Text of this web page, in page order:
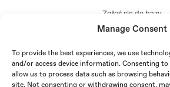
Manage Consent
To provide the best experiences, we use
and/or access device information. Consenting
allow us to process data such as browsing
Zgłoś się do bazy
Edycja 2024